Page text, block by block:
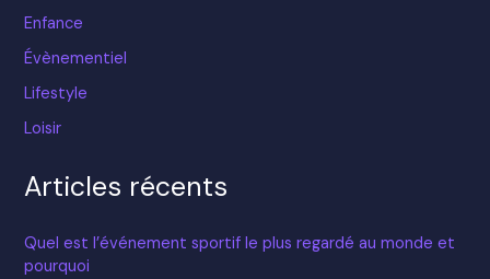
Enfance
Évènementiel
Lifestyle
Loisir
Articles récents
Quel est l’événement sportif le plus regardé au monde et
pourquoi